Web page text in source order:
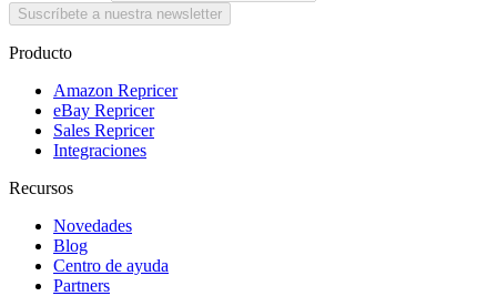
Suscríbete a nuestra newsletter
Producto
Amazon Repricer
eBay Repricer
Sales Repricer
Integraciones
Recursos
Novedades
Blog
Centro de ayuda
Partners